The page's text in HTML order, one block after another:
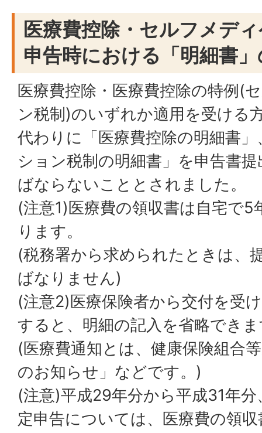
医療費控除・セルフメデ
申告時における「明細書
医療費控除・医療費控除の特例(
ン税制)のいずれか適用を受ける
代わりに「医療費控除の明細書
ション税制の明細書」を申告書
ばならないこととされました。
(注意1)医療費の領収書は自宅で5
ります。
(税務署から求められたときは、
ばなりません)
(注意2)医療保険者から交付を受
すると、明細の記入を省略でき
(医療費通知とは、健康保険組合
のお知らせ」などです。)
(注意)平成29年分から平成31年
定申告については、医療費の領